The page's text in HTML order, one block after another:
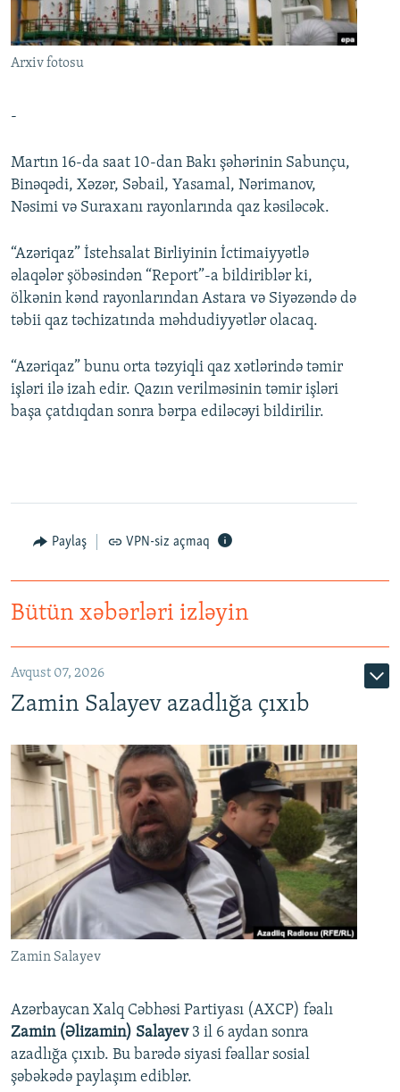
İNFOQRAFIKA
KARIKATURA
AZƏRBAYCAN ƏDƏBIYYATI KITABXANASI
İSLAM VƏ DEMOKRATIYA
MISSIYAMIZ
PEŞƏ ETIKASI VƏ JURNALISTIKA STANDARTLARIMIZ
XƏBƏR BÜLLETENLƏRIMIZ
BIZI IZLƏ
Arxiv fotosu
-
Martın 16-da saat 10-dan Bakı şəhərinin Sabunçu,
Binəqədi, Xəzər, Səbail, Yasamal, Nərimanov,
Nəsimi və Suraxanı rayonlarında qaz kəsiləcək.
“Azəriqaz” İstehsalat Birliyinin İctimaiyyətlə
əlaqələr şöbəsindən “Report”-a bildiriblər ki,
ölkənin kənd rayonlarından Astara və Siyəzəndə də
təbii qaz təchizatında məhdudiyyətlər olacaq.
“Azəriqaz” bunu orta təzyiqli qaz xətlərində təmir
işləri ilə izah edir. Qazın verilməsinin təmir işləri
başa çatdıqdan sonra bərpa ediləcəyi bildirilir.
Paylaş VPN-siz açmaq
Bütün xəbərləri izləyin
Avqust 07, 2026
Zamin Salayev azadlığa çıxıb
Zamin Salayev
Azərbaycan Xalq Cəbhəsi Partiyası (AXCP) fəalı
Zamin (Əlizamin) Salayev 3 il 6 aydan sonra
azadlığa çıxıb. Bu barədə siyasi fəallar sosial
şəbəkədə paylaşım ediblər.